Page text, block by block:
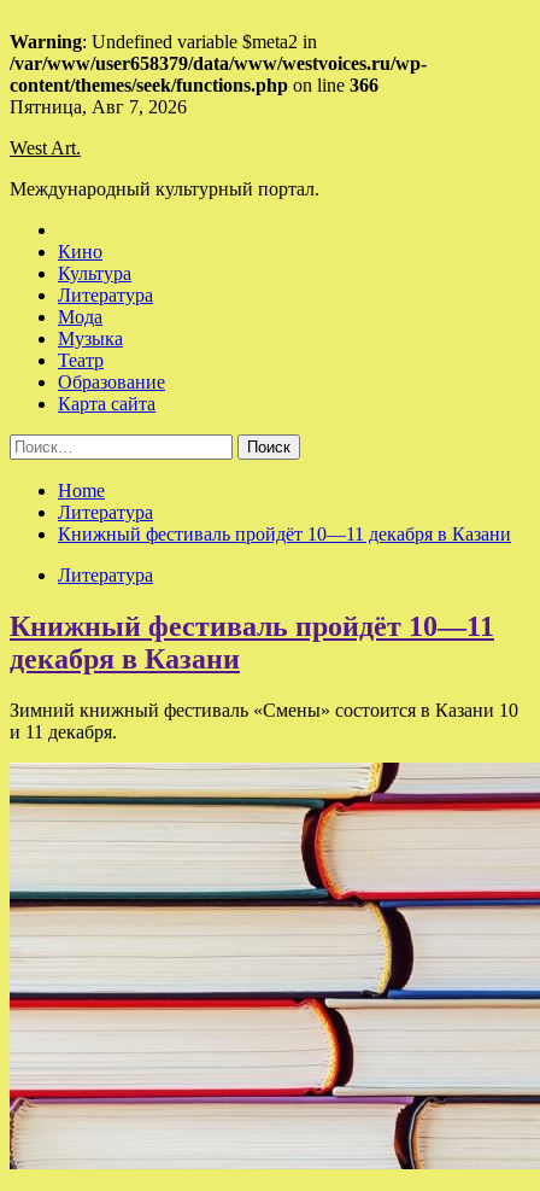
Warning: Undefined variable $meta2 in
/var/www/user658379/data/www/westvoices.ru/wp-
content/themes/seek/functions.php on line 366
Skip
content
Пятница, Авг 7, 2026
West Art.
Международный культурный портал.
Кино
Культура
Литература
Мода
Музыка
Театр
Образование
Карта сайта
Найти:
Home
Литература
Книжный фестиваль пройдёт 10—11 декабря в Казани
Литература
Книжный фестиваль пройдёт 10—11
декабря в Казани
Зимний книжный фестиваль «Смены» состоится в Казани 10
и 11 декабря.